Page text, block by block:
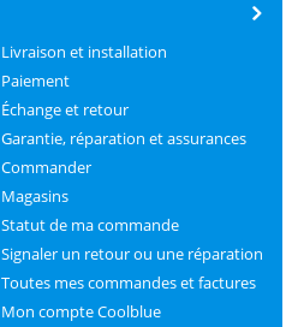
Livraison et installation
Paiement
Échange et retour
Garantie, réparation et assurances
Commander
Magasins
Statut de ma commande
Signaler un retour ou une réparation
Toutes mes commandes et factures
Mon compte Coolblue